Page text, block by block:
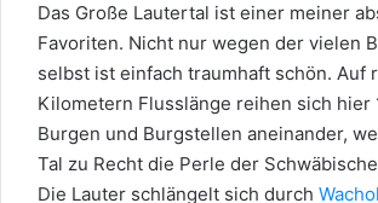
Das Große Lautertal ist einer meiner
Favoriten. Nicht nur wegen der vielen
selbst ist einfach traumhaft schön. Auf
Kilometern Flusslänge reihen sich hier
Burgen und Burgstellen aneinander,
Tal zu Recht die Perle der
Die Lauter schlängelt sich durch